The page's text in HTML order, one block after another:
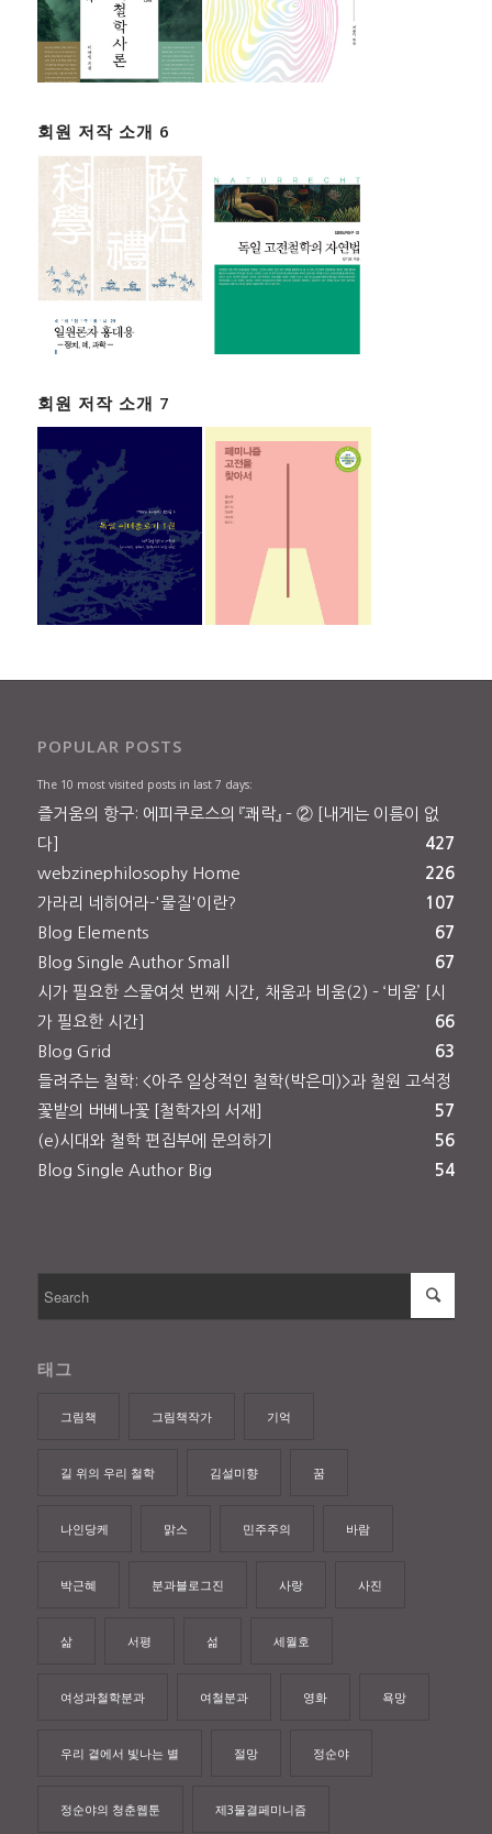
회원 저작 소개 6
회원 저작 소개 7
POPULAR POSTS
The 10 most visited posts in last 7 days:
즐거움의 항구: 에피쿠로스의 『쾌락』 – ② [내게는 이름이 없
다]
427
webzinephilosophy Home
226
가라리 네히어라-'물질'이란?
107
Blog Elements
67
Blog Single Author Small
67
시가 필요한 스물여섯 번째 시간, 채움과 비움(2) – ‘비움’ [시
가 필요한 시간]
66
Blog Grid
63
들려주는 철학: <아주 일상적인 철학(박은미)>과 철원 고석정
꽃밭의 버베나꽃 [철학자의 서재]
57
(e)시대와 철학 편집부에 문의하기
56
Blog Single Author Big
54
태그
그림책 그림책작가 기억
길 위의 우리 철학 김설미향 꿈
나인당케 맑스 민주주의 바람
박근혜 분과블로그진 사랑 사진
삶 서평 섦 세월호
여성과철학분과 여철분과 영화 욕망
우리 곁에서 빛나는 별 절망 정순야
정순야의 청춘웹툰 제3물결페미니즘